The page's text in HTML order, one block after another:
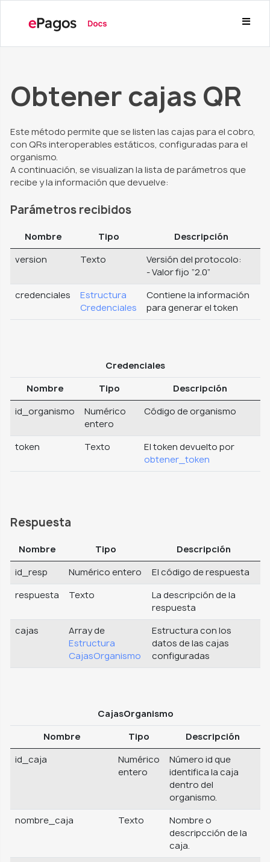
Obtener cajas QR
Este método permite que se listen las cajas para el cobro,
con QRs interoperables estáticos, configuradas para el
organismo.
A continuación, se visualizan la lista de parámetros que
recibe y la información que devuelve:
Parámetros recibidos
Nombre Tipo
Descripción
version
Texto
Versión del protocolo:
- Valor fijo “2.0”
credenciales
Estructura
Credenciales
Contiene la información
para generar el token
Credenciales
Nombre
Tipo
Descripción
id_organismo
Numérico
entero
Código de organismo
token Texto
El token devuelto por
obtener_token
Respuesta
Nombre Tipo
Descripción
id_resp
Numérico entero
El código de respuesta
respuesta
Texto
La descripción de la
respuesta
cajas
Array de
Estructura
CajasOrganismo
Estructura con los
datos de las cajas
configuradas
CajasOrganismo
Nombre
Tipo
Descripción
id_caja
Numérico
entero
Número id que
identifica la caja
dentro del
organismo.
nombre_caja
Texto
Nombre o
descripcción de la
caja.